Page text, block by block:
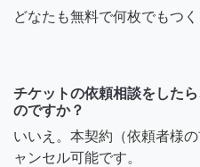
どなたも無料で何枚でもつ
チケットの依頼相談をした
のですか？
いいえ。本契約（依頼者様
ャンセル可能です。